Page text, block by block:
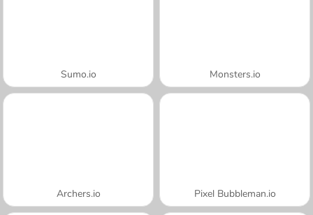
Sumo.io Monsters.io
Archers.io Pixel Bubbleman.io